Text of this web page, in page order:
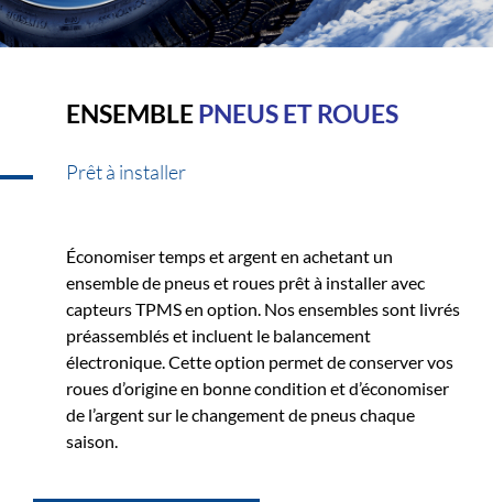
ENSEMBLEPNEUS ET ROUES
Prêt à installer
Économiser temps et argent en achetant un
ensemble de pneus et roues prêt à installer avec
capteurs TPMS en option. Nos ensembles sont livrés
préassemblés et incluent le balancement
électronique. Cette option permet de conserver vos
roues d’origine en bonne condition et d’économiser
de l’argent sur le changement de pneus chaque
saison.